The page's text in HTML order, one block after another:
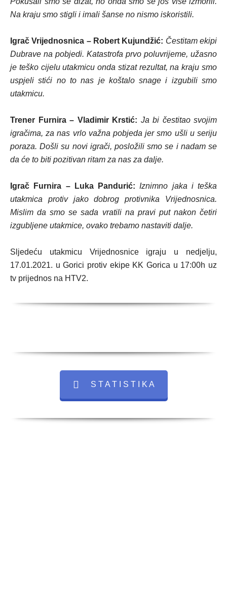
Na kraju smo stigli i imali šanse no nismo iskoristili.
Igrač Vrijednosnica – Robert Kujundžić: Čestitam ekipi
Dubrave na pobjedi. Katastrofa prvo poluvrijeme, užasno
je teško cijelu utakmicu onda stizat rezultat, na kraju smo
uspjeli stići no to nas je koštalo snage i izgubili smo
utakmicu.
Trener Furnira – Vladimir Krstić: Ja bi čestitao svojim
igračima, za nas vrlo važna pobjeda jer smo ušli u seriju
poraza. Došli su novi igrači, posložili smo se i nadam se
da će to biti pozitivan ritam za nas za dalje.
Igrač Furnira – Luka Pandurić: Iznimno jaka i teška
utakmica protiv jako dobrog protivnika Vrijednosnica.
Mislim da smo se sada vratili na pravi put nakon četiri
izgubljene utakmice, ovako trebamo nastaviti dalje.
Sljedeću utakmicu Vrijednosnice igraju u nedjelju,
17.01.2021. u Gorici protiv ekipe KK Gorica u 17:00h uz
tv prijednos na HTV2.
S T A T I S T I K A